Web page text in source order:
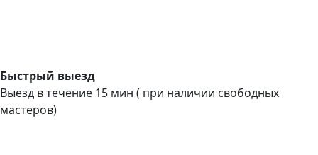
Быстрый выезд
Выезд в течение 15 мин ( при наличии свободных
мастеров)